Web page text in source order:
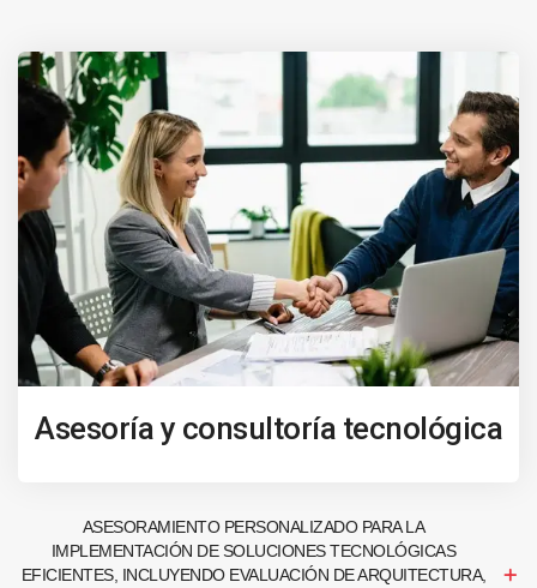
Asesoría y consultoría tecnológica
ASESORAMIENTO PERSONALIZADO PARA LA
IMPLEMENTACIÓN DE SOLUCIONES TECNOLÓGICAS
EFICIENTES, INCLUYENDO EVALUACIÓN DE ARQUITECTURA,